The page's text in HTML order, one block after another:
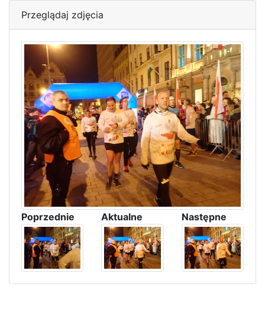
Przeglądaj zdjęcia
Poprzednie Aktualne Następne